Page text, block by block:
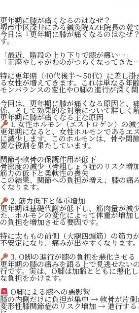
更年期に膝が痛くなるのはなぜ？
堺市中区深井にある鍼灸院AZE院長の乾で
今日は『更年期に膝が痛くなるのはなぜ
す。
「最近、階段の上り下りで膝が痛い…」
「正座やしゃがむのがつらくなってきた…
特に更年期（40代後半〜50代）に差し掛
る女性が増えてきます。これは単なる年
モンバランスの変化やO脚の進行が深く
今回は、更年期に膝が痛くなる原因と、
係、そして効果的な対策について詳しく
更年期に膝が痛くなる主な原因
1. 女性ホルモン（エストロゲン）の減
更年期になると、女性ホルモンであるエ
に減少します。このホルモンは、骨や関
要な役割を果たしています。
関節や軟骨の保護作用が低下
骨密度の減少（骨粗しょう症のリスク増加
筋力の低下と柔軟性の喪失
この結果、関節への負担が増え、膝の痛
くなります。
2. 筋力低下と体重増加
更年期は基礎代謝が低下し、筋肉量が減
た、ホルモンの変化によって体重が増加
の負担を増加させる要因です。
特に太ももの前側（大腿四頭筋）の筋力
不安定になり、痛みが出やすくなります。
3. O脚の進行が膝の負担を悪化させる
更年期の膝の痛みを語る上で見逃せない
行です。実は、O脚は加齢とともに悪化
な負担をかけます。
O脚による膝への悪影響
膝の内側だけに負担が集中 → 軟骨が片側
変形性膝関節症のリスク増加 → 進行す